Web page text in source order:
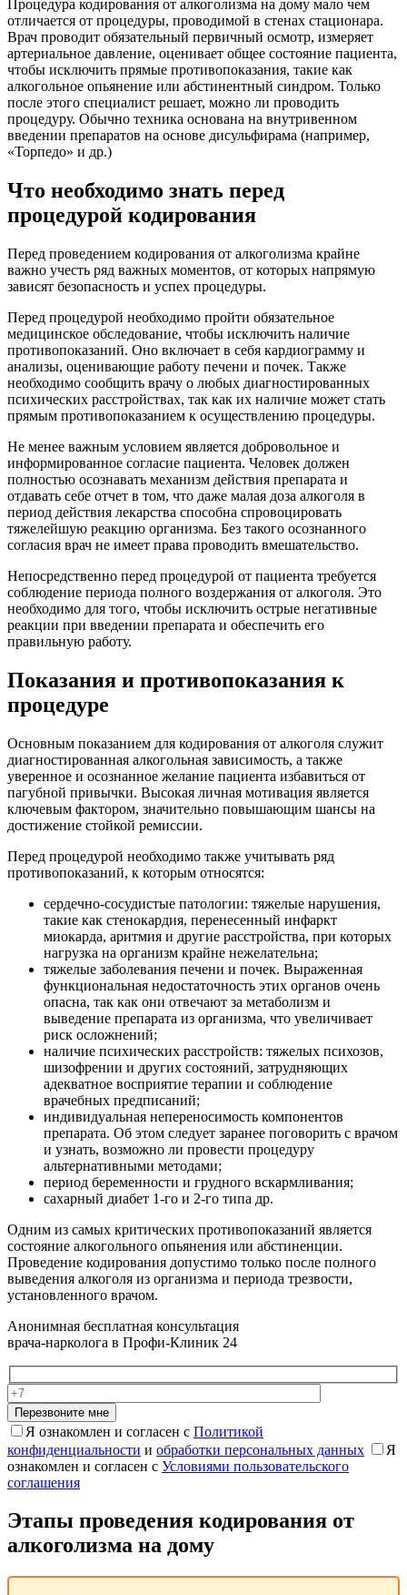
Процедура кодирования от алкоголизма на дому мало чем
отличается от процедуры, проводимой в стенах стационара.
Врач проводит обязательный первичный осмотр, измеряет
артериальное давление, оценивает общее состояние пациента,
чтобы исключить прямые противопоказания, такие как
алкогольное опьянение или абстинентный синдром. Только
после этого специалист решает, можно ли проводить
процедуру. Обычно техника основана на внутривенном
введении препаратов на основе дисульфирама (например,
«Торпедо» и др.)
Что необходимо знать перед
процедурой кодирования
Перед проведением кодирования от алкоголизма крайне
важно учесть ряд важных моментов, от которых напрямую
зависят безопасность и успех процедуры.
Перед процедурой необходимо пройти обязательное
медицинское обследование, чтобы исключить наличие
противопоказаний. Оно включает в себя кардиограмму и
анализы, оценивающие работу печени и почек. Также
необходимо сообщить врачу о любых диагностированных
психических расстройствах, так как их наличие может стать
прямым противопоказанием к осуществлению процедуры.
Не менее важным условием является добровольное и
информированное согласие пациента. Человек должен
полностью осознавать механизм действия препарата и
отдавать себе отчет в том, что даже малая доза алкоголя в
период действия лекарства способна спровоцировать
тяжелейшую реакцию организма. Без такого осознанного
согласия врач не имеет права проводить вмешательство.
Непосредственно перед процедурой от пациента требуется
соблюдение периода полного воздержания от алкоголя. Это
необходимо для того, чтобы исключить острые негативные
реакции при введении препарата и обеспечить его
правильную работу.
Показания и противопоказания к
процедуре
Основным показанием для кодирования от алкоголя служит
диагностированная алкогольная зависимость, а также
уверенное и осознанное желание пациента избавиться от
пагубной привычки. Высокая личная мотивация является
ключевым фактором, значительно повышающим шансы на
достижение стойкой ремиссии.
Перед процедурой необходимо также учитывать ряд
противопоказаний, к которым относятся:
сердечно-сосудистые патологии: тяжелые нарушения,
такие как стенокардия, перенесенный инфаркт
миокарда, аритмия и другие расстройства, при которых
нагрузка на организм крайне нежелательна;
тяжелые заболевания печени и почек. Выраженная
функциональная недостаточность этих органов очень
опасна, так как они отвечают за метаболизм и
выведение препарата из организма, что увеличивает
риск осложнений;
наличие психических расстройств: тяжелых психозов,
шизофрении и других состояний, затрудняющих
адекватное восприятие терапии и соблюдение
врачебных предписаний;
индивидуальная непереносимость компонентов
препарата. Об этом следует заранее поговорить с врачом
и узнать, возможно ли провести процедуру
альтернативными методами;
период беременности и грудного вскармливания;
сахарный диабет 1-го и 2-го типа др.
Одним из самых критических противопоказаний является
состояние алкогольного опьянения или абстиненции.
Проведение кодирования допустимо только после полного
выведения алкоголя из организма и периода трезвости,
установленного врачом.
Анонимная бесплатная консультация
врача-нарколога в Профи-Клиник 24
Перезвоните мне
Я ознакомлен и согласен с Политикой
конфиденциальности и обработки персональных данных
Я
ознакомлен и согласен с Условиями пользовательского
соглашения
Этапы проведения кодирования от
алкоголизма на дому